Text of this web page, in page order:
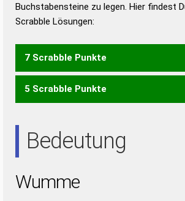
Duden –
Buchstabensteine zu legen. Hier findest
Scrabble Lösungen:
7 Scrabble Punkte
MUM WEM
5 Scrabble Punkte
Bedeutung
Wumme